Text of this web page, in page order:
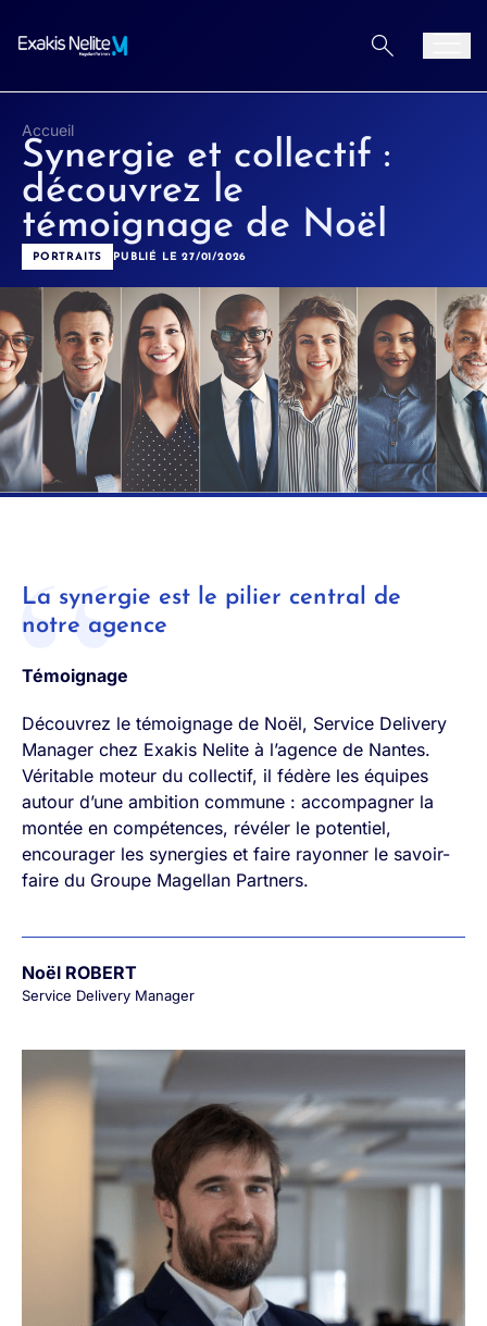
Accueil
Synergie et collectif :
découvrez le
témoignage de Noël
PORTRAITS PUBLIÉ LE 27/01/2026
La synergie est le pilier central de
notre agence
Témoignage
Découvrez le témoignage de Noël, Service Delivery
Manager chez Exakis Nelite à l’agence de Nantes.
Véritable moteur du collectif, il fédère les équipes
autour d’une ambition commune : accompagner la
montée en compétences, révéler le potentiel,
encourager les synergies et faire rayonner le savoir-
faire du Groupe Magellan Partners.
Noël ROBERT
Service Delivery Manager